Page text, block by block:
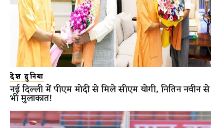
देश दुनिया
नई दिल्ली में पीएम मोदी से मिले सीएम योगी, नितिन नवीन से
भी मुलाकात!